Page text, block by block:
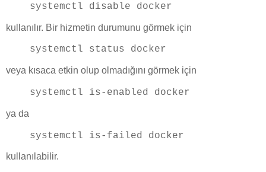
systemctl disable docker
kullanılır. Bir hizmetin durumunu görmek için
systemctl status docker
veya kısaca etkin olup olmadığını görmek için
systemctl is-enabled docker
ya da
systemctl is-failed docker
kullanılabilir.